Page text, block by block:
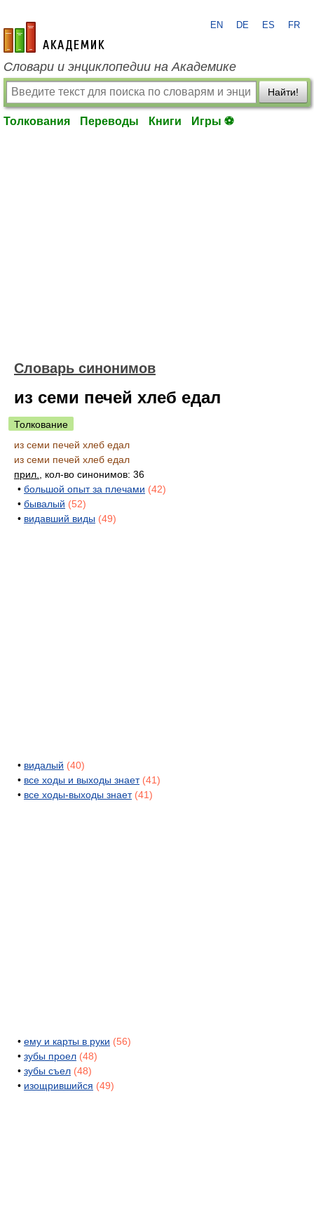
academic.ru
EN DE ES FR
Словари и энциклопедии на Академике
Найти!
Толкования Переводы Книги Игры ⚽
Словарь синонимов
из семи печей хлеб едал
Толкование
из семи печей хлеб едал
из семи печей хлеб едал
прил.
, кол-во синонимов: 36
• большой опыт за плечами (42)
• бывалый (52)
• видавший виды (49)
• видалый (40)
• все ходы и выходы знает (41)
• все ходы-выходы знает (41)
• ему и карты в руки (56)
• зубы проел (48)
• зубы съел (48)
• изощрившийся (49)